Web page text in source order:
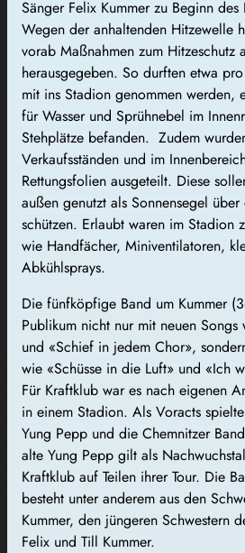
Sänger Felix Kummer zu Beginn des
Wegen der anhaltenden Hitzewelle
vorab Maßnahmen zum Hitzeschutz
herausgegeben. So durften etwa
mit ins Stadion genommen werden,
für Wasser und Sprühnebel im
Stehplätze befanden. Zudem
Verkaufsständen und im
Rettungsfolien ausgeteilt. Diese
außen genutzt als Sonnensegel
schützen. Erlaubt waren im Stadion
wie Handfächer, Miniventilatoren,
Abkühlsprays.
Die fünfköpfige Band um Kummer
Publikum nicht nur mit neuen
und «Schief in jedem Chor»,
wie «Schüsse in die Luft» und «Ich
Für Kraftklub war es nach eigenen
in einem Stadion. Als Voracts
Yung Pepp und die Chemnitzer
alte Yung Pepp gilt als
Kraftklub auf Teilen ihrer Tour. Die
besteht unter anderem aus den
Kummer, den jüngeren Schwestern
Felix und Till Kummer.